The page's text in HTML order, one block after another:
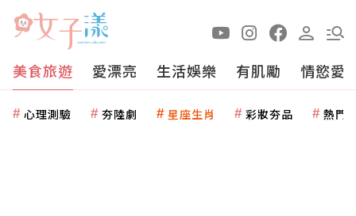
美食旅遊 愛漂亮 生活娛樂 有肌勵 情慾愛
心理測驗 夯陸劇 星座生肖 彩妝夯品 熱門